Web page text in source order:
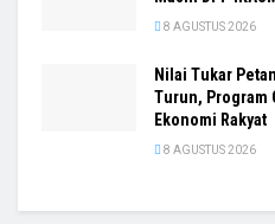
8 AGUSTUS 2026
Nilai Tukar
Turun, Program
Ekonomi Rakyat
8 AGUSTUS 2026